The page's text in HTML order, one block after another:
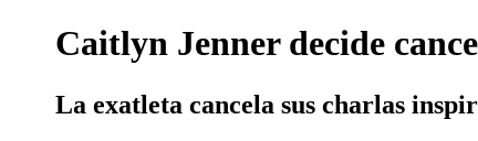
Caitlyn Jenner decide
La exatleta cancela sus charlas